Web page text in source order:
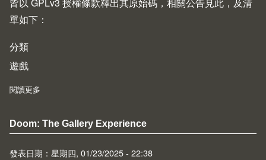
皆以 GPLv3 授權條款釋出其原始碼，相關公告見此 ，及清
單如下：
分類
遊戲
閱讀更多
Doom: The Gallery Experience
發表日期：星期四, 01/23/2025 - 22:38